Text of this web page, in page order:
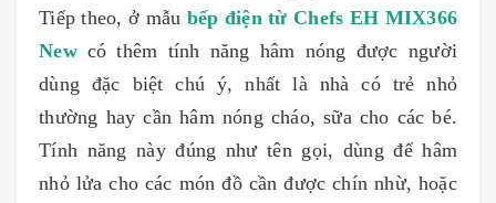
Tiếp theo, ở mẫu bếp điện từ Chefs EH MIX366
Newcó thêm tính năng hâm nóng được người
dùng đặc biệt chú ý, nhất là nhà có trẻ nhỏ
thường hay cần hâm nóng cháo, sữa cho các bé.
Tính năng này đúng như tên gọi, dùng để hâm
nhỏ lửa cho các món đồ cần được chín nhừ, hoặc